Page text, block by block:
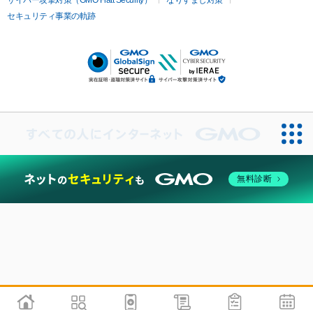
セキュリティ事業の軌跡
無料診断